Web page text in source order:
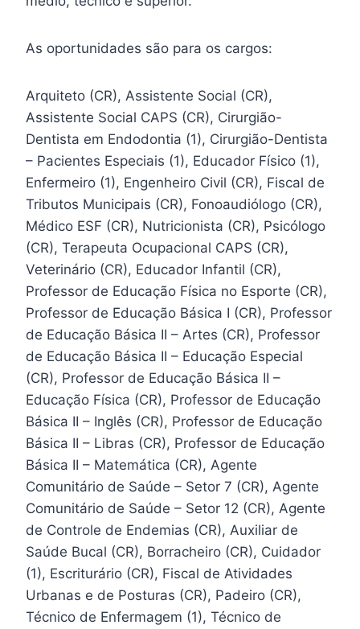
As oportunidades são para os cargos:
Arquiteto (CR), Assistente Social (CR),
Assistente Social CAPS (CR), Cirurgião-
Dentista em Endodontia (1), Cirurgião-Dentista
– Pacientes Especiais (1), Educador Físico (1),
Enfermeiro (1), Engenheiro Civil (CR), Fiscal de
Tributos Municipais (CR), Fonoaudiólogo (CR),
Médico ESF (CR), Nutricionista (CR), Psicólogo
(CR), Terapeuta Ocupacional CAPS (CR),
Veterinário (CR), Educador Infantil (CR),
Professor de Educação Física no Esporte (CR),
Professor de Educação Básica I (CR), Professor
de Educação Básica II – Artes (CR), Professor
de Educação Básica II – Educação Especial
(CR), Professor de Educação Básica II –
Educação Física (CR), Professor de Educação
Básica II – Inglês (CR), Professor de Educação
Básica II – Libras (CR), Professor de Educação
Básica II – Matemática (CR), Agente
Comunitário de Saúde – Setor 7 (CR), Agente
Comunitário de Saúde – Setor 12 (CR), Agente
de Controle de Endemias (CR), Auxiliar de
Saúde Bucal (CR), Borracheiro (CR), Cuidador
(1), Escriturário (CR), Fiscal de Atividades
Urbanas e de Posturas (CR), Padeiro (CR),
Técnico de Enfermagem (1), Técnico de